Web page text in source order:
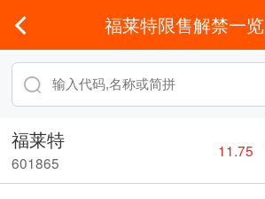
福莱特限售解禁一览
福莱特
601865
11.75